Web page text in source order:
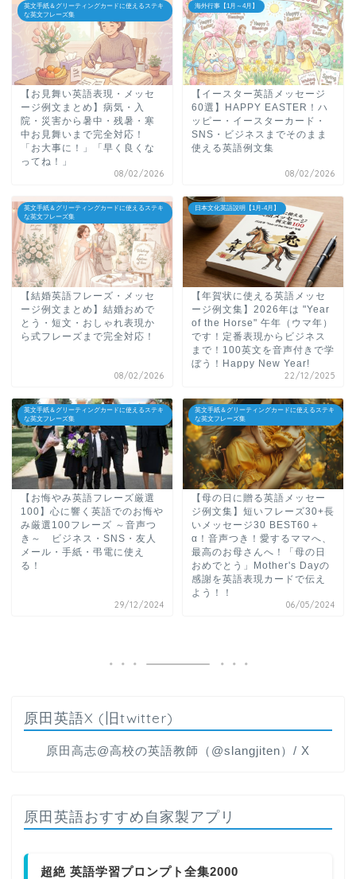
英文手紙＆グリーティングカードに使えるステキ
な英文フレーズ集
【お見舞い英語表現・メッセ
ージ例文まとめ】病気・入
院・災害から暑中・残暑・寒
中お見舞いまで完全対応！
「お大事に！」「早く良くな
ってね！」
08/02/2026
海外行事【1月～4月】
【イースター英語メッセージ
60選】HAPPY EASTER！ハ
ッピー・イースターカード・
SNS・ビジネスまでそのまま
使える英語例文集
08/02/2026
英文手紙＆グリーティングカードに使えるステキ
な英文フレーズ集
【結婚英語フレーズ・メッセ
ージ例文まとめ】結婚おめで
とう・短文・おしゃれ表現か
ら式フレーズまで完全対応！
08/02/2026
日本文化英語説明【1月-4月】
【年賀状に使える英語メッセ
ージ例文集】2026年は "Year
of the Horse" 午年（ウマ年）
です！定番表現からビジネス
まで！100英文を音声付きで学
ぼう！Happy New Year!
22/12/2025
英文手紙＆グリーティングカードに使えるステキ
な英文フレーズ集
【お悔やみ英語フレーズ厳選
100】心に響く英語でのお悔や
み厳選100フレーズ ～音声つ
き～ ビジネス・SNS・友人
メール・手紙・弔電に使え
る！
29/12/2024
英文手紙＆グリーティングカードに使えるステキ
な英文フレーズ集
【母の日に贈る英語メッセー
ジ例文集】短いフレーズ30+長
いメッセージ30 BEST60＋
α！音声つき！愛するママへ、
最高のお母さんへ！「母の日
おめでとう」Mother's Dayの
感謝を英語表現カードで伝え
よう！！
06/05/2024
原田英語X (旧twitter)
原田高志@高校の英語教師（@slangjiten）/ X
原田英語おすすめ自家製アプリ
超絶 英語学習プロンプト全集2000